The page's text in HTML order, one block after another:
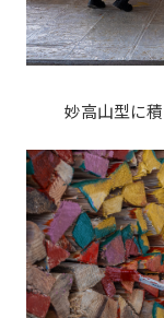
妙高山型に